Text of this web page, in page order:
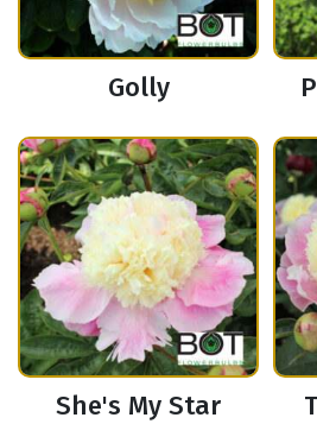
Golly
She's My Star